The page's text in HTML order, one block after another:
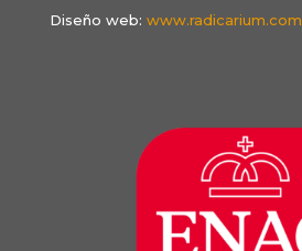
Diseño web: www.radicarium.com